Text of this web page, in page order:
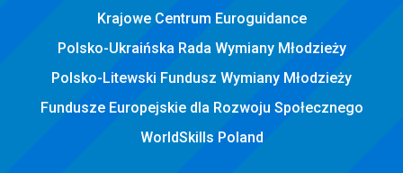
Krajowe Centrum Euroguidance
Polsko-Ukraińska Rada Wymiany Młodzieży
Polsko-Litewski Fundusz Wymiany Młodzieży
Fundusze Europejskie dla Rozwoju Społecznego
WorldSkills Poland